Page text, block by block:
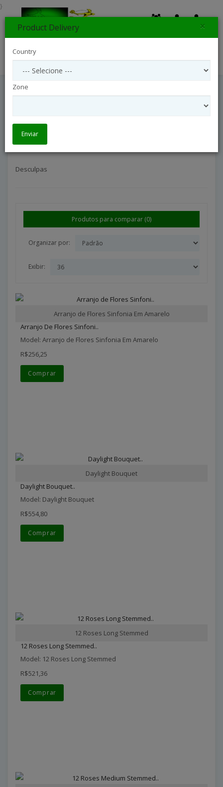
Desculpas
Desculpas
Produtos para comparar (0)
Organizar por:
Exibir:
Arranjo de Flores Sinfonia Em Amarelo
Arranjo De Flores Sinfoni..
Model: Arranjo de Flores Sinfonia Em Amarelo
R$256,25
Comprar
Daylight Bouquet
Daylight Bouquet..
Model: Daylight Bouquet
R$554,80
Comprar
12 Roses Long Stemmed
12 Roses Long Stemmed..
Model: 12 Roses Long Stemmed
R$521,36
Comprar
}
Product Delivery ×
Country
Zone
Enviar